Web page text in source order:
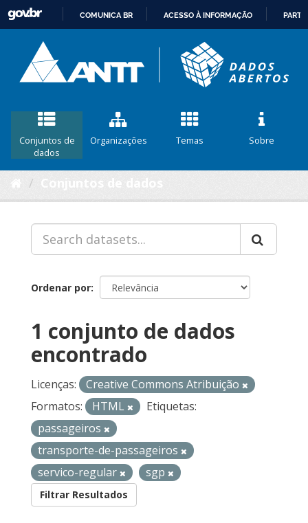
CONTEÚDO
COMUNICA BR ACESSO À INFORMAÇÃO
Conjuntos de
dados
Organizações Temas Sobre
Ordenar por
1 conjunto de dados
encontrado
Licenças:
Creative Commons Atribuição
Formatos:
HTML
Etiquetas:
passageiros
transporte-de-passageiros
servico-regular
sgp
Filtrar Resultados